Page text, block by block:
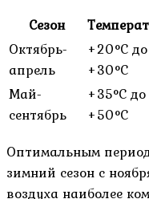
Сезон
Октябрь-
апрель
+20°C до
+30°C
Май-
сентябрь
+35°C до
+50°C
Оптимальным
зимний сезон с
воздуха наиболее